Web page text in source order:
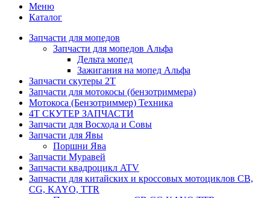
Меню
Каталог
Запчасти для мопедов
Запчасти для мопедов Альфа
Дельта мопед
Зажигания на мопед Альфа
Запчасти скутеры 2Т
Запчасти для мотокосы (бензотриммера)
Мотокоса (Бензотриммер) Техника
4Т СКУТЕР ЗАПЧАСТИ
Запчасти для Восхода и Совы
Запчасти для Явы
Поршни Ява
Запчасти Муравей
Запчасти квадроцикл ATV
Запчасти для китайских и кроссовых мотоциклов CB,
CG, KAYO, TTR